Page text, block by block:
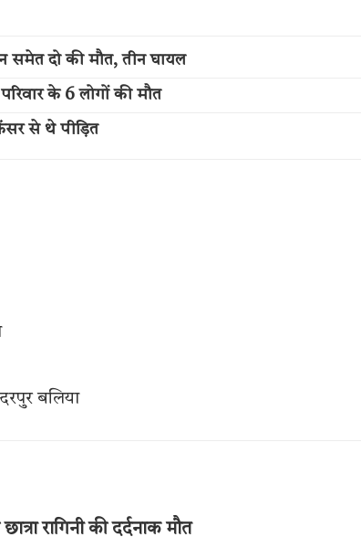
दो की मौत, तीन घायल
के 6 लोगों की मौत
से थे पीड़ित
बलिया
रागिनी की दर्दनाक मौत